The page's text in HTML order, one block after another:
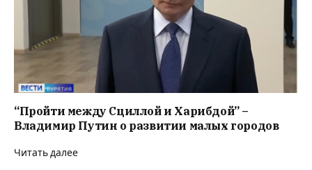
“Пройти между Сциллой и Харибдой” –
Владимир Путин о развитии малых городов
Читать далее